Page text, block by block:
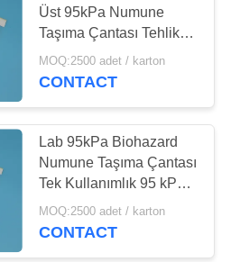
Üst 95kPa Numune
Taşıma Çantası Tehlike
Torbası IATA Onaylandı
MOQ:2500 adet / karton
CONTACT
Lab 95kPa Biohazard
Numune Taşıma Çantası
Tek Kullanımlık 95 kPa
Basınçlı Torbalar
MOQ:2500 adet / karton
CONTACT